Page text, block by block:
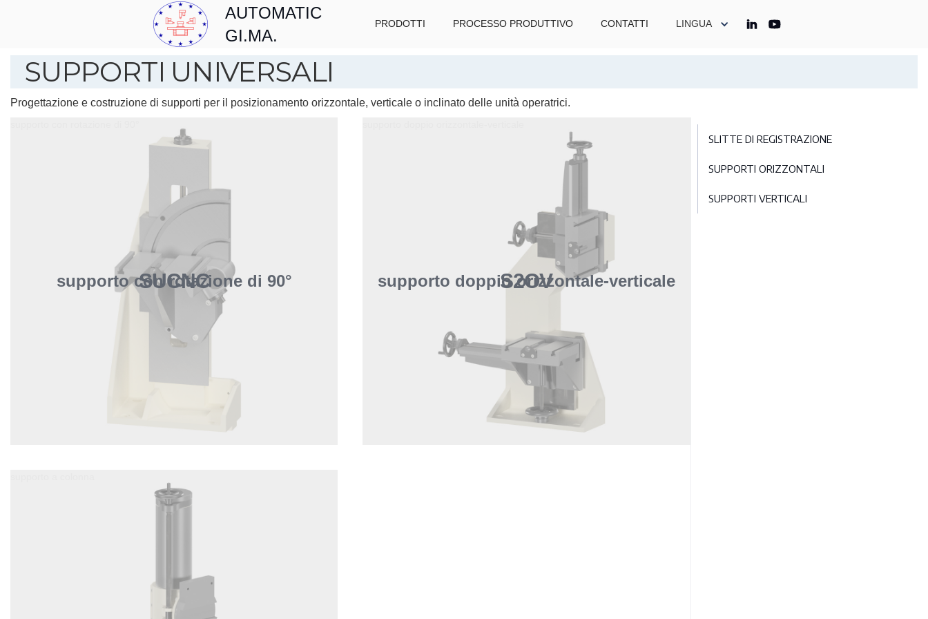
AUTOMATIC
GI.MA.
PRODOTTI PROCESSO PRODUTTIVO CONTATTI LINGUA
SUPPORTI UNIVERSALI
Progettazione e costruzione di supporti per il posizionamento orizzontale, verticale o inclinato delle unità operatrici.
SUCNC
supporto con rotazione di 90° S2OV
supporto doppio orizzontale-verticale
SLITTE DI REGISTRAZIONE
SUPPORTI ORIZZONTALI
SUPPORTI VERTICALI